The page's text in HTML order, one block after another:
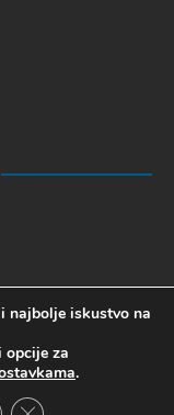
najbolje iskustvo na
za
.
Close GDPR Cookie